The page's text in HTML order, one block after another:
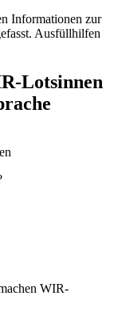
Informationen zur
Ausfüllhilfen
Lotsinnen
WIR-